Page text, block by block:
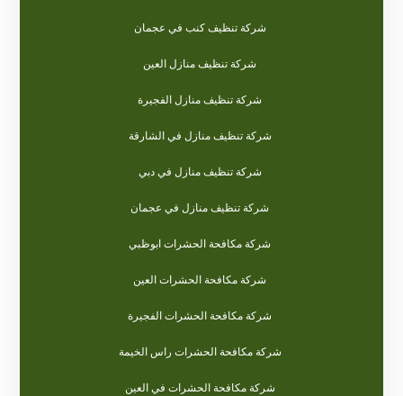
شركة تنظيف كنب في عجمان
شركة تنظيف منازل العين
شركة تنظيف منازل الفجيرة
شركة تنظيف منازل في الشارقة
شركة تنظيف منازل في دبي
شركة تنظيف منازل في عجمان
شركة مكافحة الحشرات ابوظبي
شركة مكافحة الحشرات العين
شركة مكافحة الحشرات الفجيرة
شركة مكافحة الحشرات راس الخيمة
شركة مكافحة الحشرات في العين